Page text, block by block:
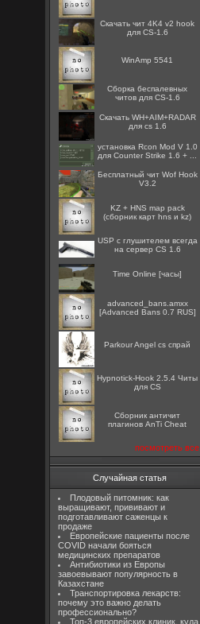
Скачать чит 4K4 v2 hook
для CS-1.6
WinAmp 5541
Сборка беспалевных
читов для CS-1.6
Скачать WH+AIM+RADAR
для cs 1.6
установка Rcon Mod V 1.0
для Counter Strike 1.6 + ...
Бесплатный чит Wof Hook
V3.2
KZ + HNS map pack
(сборник карт hns и kz)
USP с глушителем всегда
на сервер CS 1.6
Time Online [часы]
advanced_bans.amxx
[Advanced Bans 0.7 RUS]
Parkour Angel cs спрай
Hypnotick-Hook 2.5.4 Читы
для CS
Сборник античит
плагинов AnTi Cheat
посмотреть все
Случайная статья
Плодовый питомник: как
выращивают, прививают и
подготавливают саженцы к
продаже
Европейские пациенты после
COVID начали бояться
медицинских препаратов
Антибиотики из Европы
завоевывают популярность в
Казахстане
Транспортировка лекарств:
почему это важно делать
профессионально?
Топ-3 европейских клиник, куда